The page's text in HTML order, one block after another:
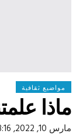
مواضيع ثقافية
ماذا
مارس 10, 2022, 08:16 ص